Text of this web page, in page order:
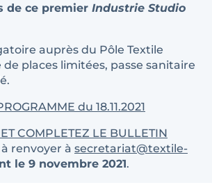
de ce premier Industrie Studio
auprès du Pôle Textile
places limitées, passe sanitaire
du 18.11.2021
COMPLETEZ LE BULLETIN
à renvoyer à secretariat@textile-
le 9 novembre 2021.